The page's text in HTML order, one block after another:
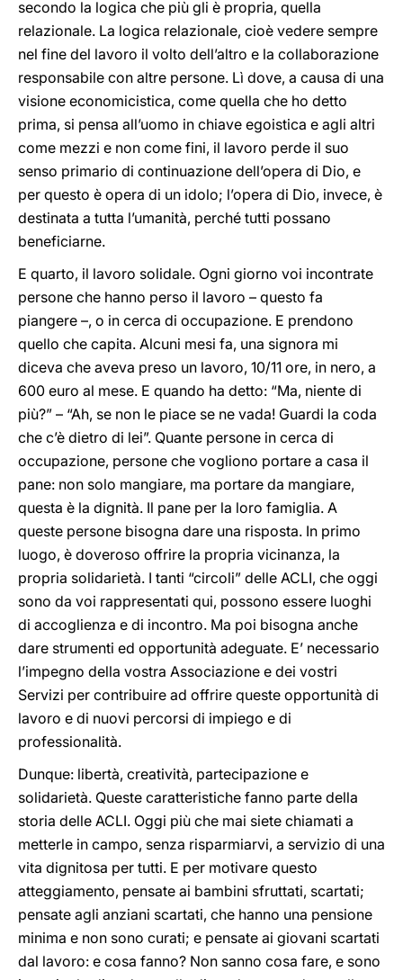
secondo la logica che più gli è propria, quella
relazionale. La logica relazionale, cioè vedere sempre
nel fine del lavoro il volto dell’altro e la collaborazione
responsabile con altre persone. Lì dove, a causa di una
visione economicistica, come quella che ho detto
prima, si pensa all’uomo in chiave egoistica e agli altri
come mezzi e non come fini, il lavoro perde il suo
senso primario di continuazione dell’opera di Dio, e
per questo è opera di un idolo; l’opera di Dio, invece, è
destinata a tutta l’umanità, perché tutti possano
beneficiarne.
E quarto, il lavoro solidale. Ogni giorno voi incontrate
persone che hanno perso il lavoro – questo fa
piangere –, o in cerca di occupazione. E prendono
quello che capita. Alcuni mesi fa, una signora mi
diceva che aveva preso un lavoro, 10/11 ore, in nero, a
600 euro al mese. E quando ha detto: “Ma, niente di
più?” – “Ah, se non le piace se ne vada! Guardi la coda
che c’è dietro di lei”. Quante persone in cerca di
occupazione, persone che vogliono portare a casa il
pane: non solo mangiare, ma portare da mangiare,
questa è la dignità. Il pane per la loro famiglia. A
queste persone bisogna dare una risposta. In primo
luogo, è doveroso offrire la propria vicinanza, la
propria solidarietà. I tanti “circoli” delle ACLI, che oggi
sono da voi rappresentati qui, possono essere luoghi
di accoglienza e di incontro. Ma poi bisogna anche
dare strumenti ed opportunità adeguate. E’ necessario
l’impegno della vostra Associazione e dei vostri
Servizi per contribuire ad offrire queste opportunità di
lavoro e di nuovi percorsi di impiego e di
professionalità.
Dunque: libertà, creatività, partecipazione e
solidarietà. Queste caratteristiche fanno parte della
storia delle ACLI. Oggi più che mai siete chiamati a
metterle in campo, senza risparmiarvi, a servizio di una
vita dignitosa per tutti. E per motivare questo
atteggiamento, pensate ai bambini sfruttati, scartati;
pensate agli anziani scartati, che hanno una pensione
minima e non sono curati; e pensate ai giovani scartati
dal lavoro: e cosa fanno? Non sanno cosa fare, e sono